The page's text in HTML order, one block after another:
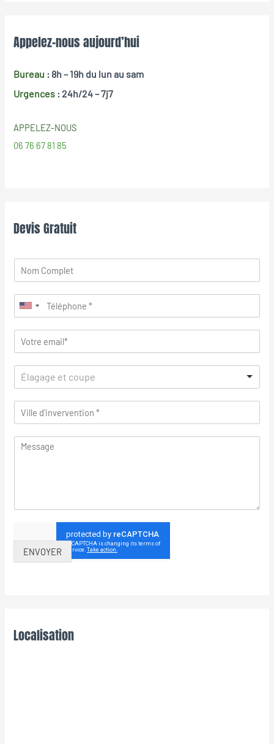
Appelez-nous aujourd’hui
Bureau : 8h – 19h du lun au sam
Urgences : 24h/24 – 7j7
APPELEZ-NOUS
06 76 67 81 85
Devis Gratuit
Élagage et coupe
ENVOYER
Localisation